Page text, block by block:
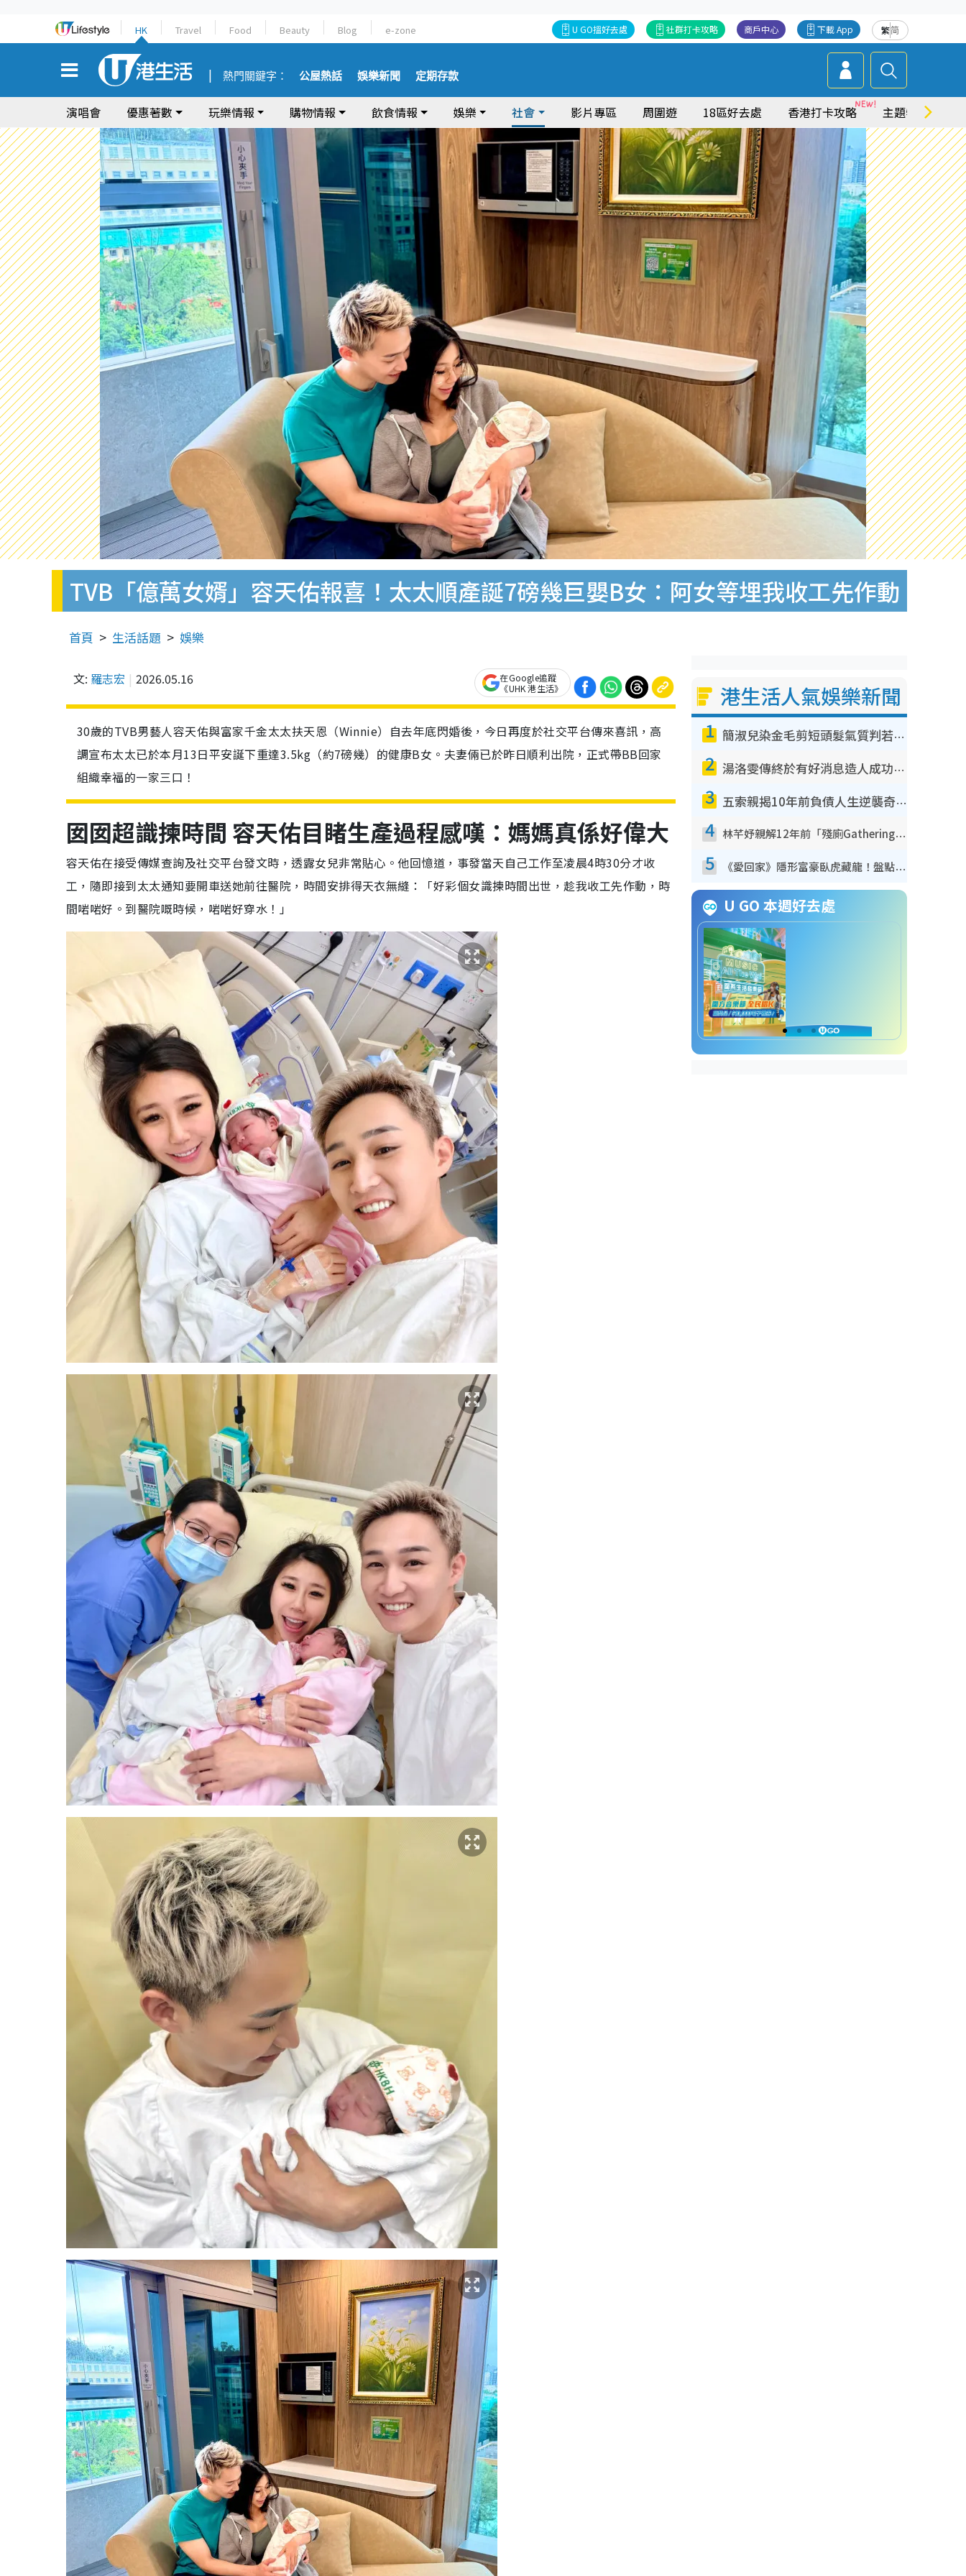
HK Travel Food Beauty Blog e-zone 繁简
下載 App
商戶中心
社群打卡攻略
U GO搵好去處
熱門關鍵字： 公屋熱話 娛樂新聞 定期存款
演唱會 優惠著數 玩樂情報 購物情報 飲食情報 娛樂 社會 影片專區 周圍遊 18區好去處 香港打卡攻略 主題特集
TVB「億萬女婿」容天佑報喜！太太順產誕7磅幾巨嬰B女：阿女等埋我收工先作動
首頁 生活話題 娛樂
文: 羅志宏 2026.05.16
在Google追蹤
《UHK 港生活》
30歲的TVB男藝人容天佑與富家千金太太扶天恩（Winnie）自去年底閃婚後，今日再度於社交平台傳來喜訊，高
調宣布太太已於本月13日平安誕下重達3.5kg（約7磅幾）的健康B女。夫妻倆已於昨日順利出院，正式帶BB回家
組織幸福的一家三口！
囡囡超識揀時間 容天佑目睹生產過程感嘆：媽媽真係好偉大
容天佑在接受傳媒查詢及社交平台發文時，透露女兒非常貼心。他回憶道，事發當天自己工作至凌晨4時30分才收
工，隨即接到太太通知要開車送她前往醫院，時間安排得天衣無縫：「好彩個女識揀時間出世，趁我收工先作動，時
間啱啱好。到醫院嘅時候，啱啱好穿水！」
港生活人氣娛樂新聞
1 簡淑兒染金毛剪短頭髮氣質判若兩人！嚇壞老公麥大力都認唔出：「你做咩事？」
2 湯洛雯傳終於有好消息造人成功！兩大細節曝孕味極濃惹猜測：大肚婆先會咁！
3 五索親揭10年前負債人生逆襲奇蹟！全靠去一地方轉運後即遇上馬先生
4 林芊妤親解12年前「殘廁Gathering」真相！高層解約一句話重創尊嚴至今拒返TVB
5 《愛回家》隱形富豪臥虎藏龍！盤點12位財氣逼人的有錢藝人：呢位靚女3億身家唔憂做
U GO 本週好去處